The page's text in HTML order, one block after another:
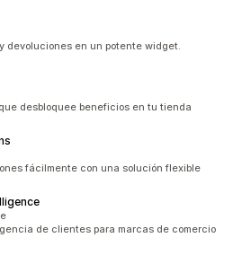
devoluciones en un potente widget.
desbloquee beneficios en tu tienda
fácilmente con una solución flexible
de clientes para marcas de comercio